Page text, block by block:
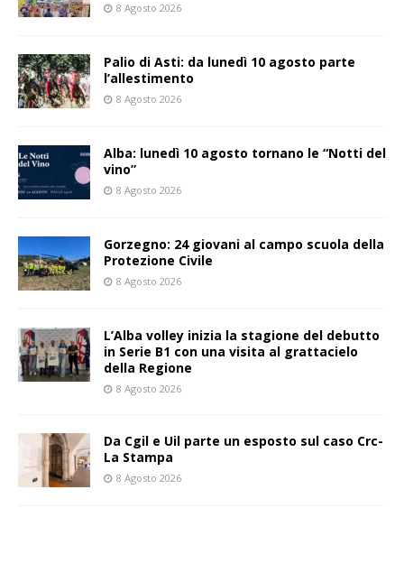
8 Agosto 2026
Palio di Asti: da lunedì 10 agosto parte
l’allestimento
8 Agosto 2026
Alba: lunedì 10 agosto tornano le “Notti del
vino”
8 Agosto 2026
Gorzegno: 24 giovani al campo scuola della
Protezione Civile
8 Agosto 2026
L’Alba volley inizia la stagione del debutto
in Serie B1 con una visita al grattacielo
della Regione
8 Agosto 2026
Da Cgil e Uil parte un esposto sul caso Crc-
La Stampa
8 Agosto 2026